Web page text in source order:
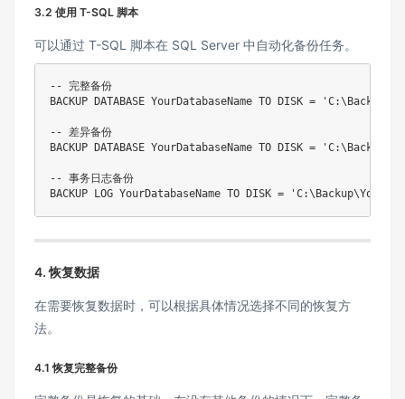
3.2 使用 T-SQL 脚本
可以通过 T-SQL 脚本在 SQL Server 中自动化备份任务。
-- 完整备份
BACKUP
DATABASE YourDatabaseName TO DISK =
-- 差异备份
BACKUP
DATABASE YourDatabaseName TO DISK =
-- 事务日志备份
BACKUP LOG YourDatabaseName TO DISK =
4. 恢复数据
在需要恢复数据时，可以根据具体情况选择不同的恢复方
法。
4.1 恢复完整备份